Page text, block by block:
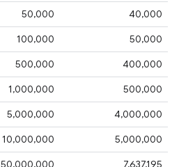
50,000
40,000
100,000
50,000
500,000
400,000
1,000,000
500,000
5,000,000
4,000,000
10,000,000
5,000,000
50,000,000 7,637,195